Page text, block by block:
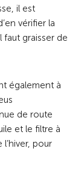
il est
vérifier la
graisser de
également à
de route
et le filtre à
pour